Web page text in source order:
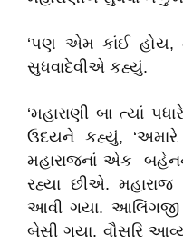
‘પણ એમ કાંઈ હોય,
સુધવાદેવીએ કહ્યું.
‘મહારાણી બા ત્યાં
ઉદયને કહ્યું, ‘અમારે
મહારાજનાં એક
રહ્યા છીએ. મહારાજ
આવી ગયા.
બેસી ગયા. વૌસરિ